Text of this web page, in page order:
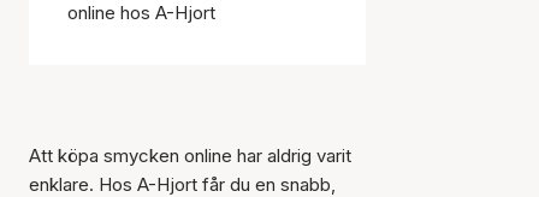
online hos A-Hjort
Att köpa smycken online har aldrig varit
enklare. Hos A-Hjort får du en snabb,